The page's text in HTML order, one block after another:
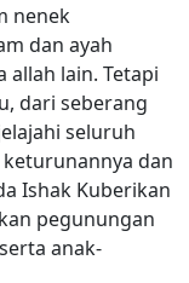
nenek
dan ayah
allah lain. Tetapi
dari seberang
seluruh
dan
Ishak Kuberikan
pegunungan
anak-